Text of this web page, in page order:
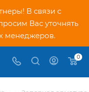
В связи с
Вас уточнять
менеджеров.
0